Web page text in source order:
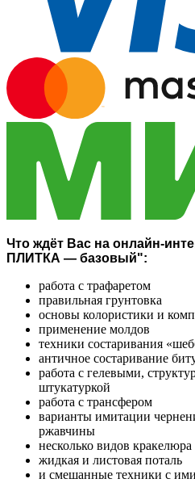
Что ждёт Вас на онлайн-
ПЛИТКА — базовый":
работа с трафаретом
правильная грунтовка
основы колористики и
применение молдов
техники состаривания
античное состаривание
работа с гелевыми,
штукатуркой
работа с трансфером
варианты имитации
ржавчины
несколько видов кракелюра
жидкая и листовая поталь
и смешанные техники с